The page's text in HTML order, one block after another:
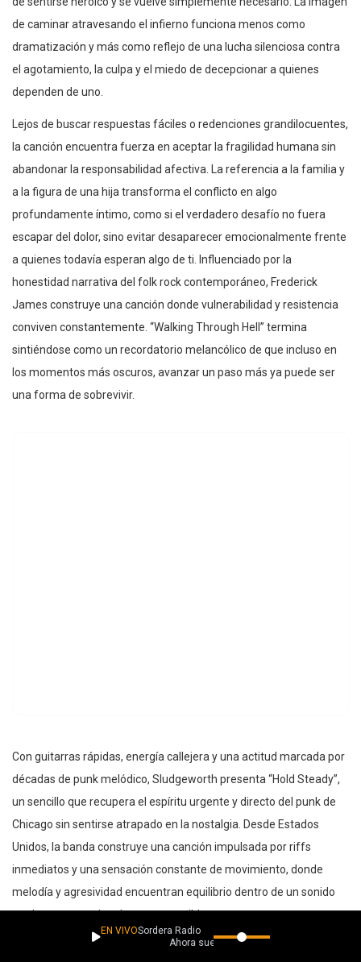
de caminar atravesando el infierno funciona menos como
dramatización y más como reflejo de una lucha silenciosa contra
el agotamiento, la culpa y el miedo de decepcionar a quienes
dependen de uno.
Lejos de buscar respuestas fáciles o redenciones grandilocuentes,
la canción encuentra fuerza en aceptar la fragilidad humana sin
abandonar la responsabilidad afectiva. La referencia a la familia y
a la figura de una hija transforma el conflicto en algo
profundamente íntimo, como si el verdadero desafío no fuera
escapar del dolor, sino evitar desaparecer emocionalmente frente
a quienes todavía esperan algo de ti. Influenciado por la
honestidad narrativa del folk rock contemporáneo, Frederick
James construye una canción donde vulnerabilidad y resistencia
conviven constantemente. “Walking Through Hell” termina
sintiéndose como un recordatorio melancólico de que incluso en
los momentos más oscuros, avanzar un paso más ya puede ser
una forma de sobrevivir.
Con guitarras rápidas, energía callejera y una actitud marcada por
décadas de punk melódico, Sludgeworth presenta “Hold Steady”,
un sencillo que recupera el espíritu urgente y directo del punk de
Chicago sin sentirse atrapado en la nostalgia. Desde Estados
Unidos, la banda construye una canción impulsada por riffs
inmediatos y una sensación constante de movimiento, donde
melodía y agresividad encuentran equilibrio dentro de un sonido
crudo pero emocionalmente accesible.
Influenciados por nombres como Fugazi y Alkaline Trio,
EN VIVOSordera Radio
Ahora suena